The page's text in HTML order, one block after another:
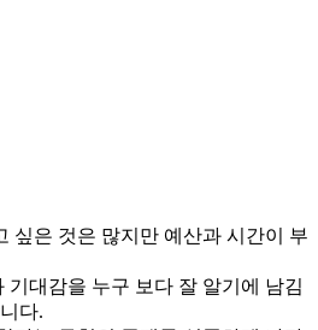
싶은 것은 많지만 예산과 시간이 부
기대감을 누구 보다 잘 알기에 남김
다.